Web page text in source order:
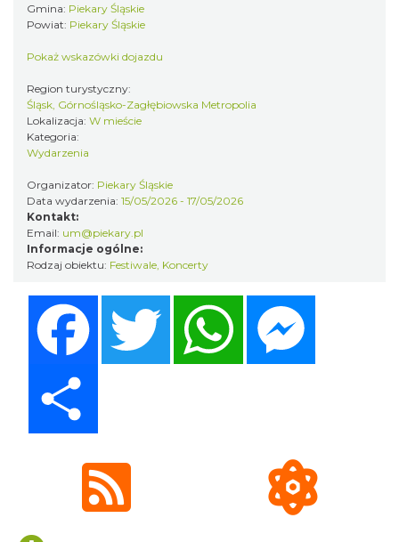
Kult – Pomarańczowa Trasa 2026
Katowice
13.90 km
Myslovitz - Sentymentalny powrót do lat
2000
Katowice
Gmina: Piekary Śląskie
Powiat: Piekary Śląskie
Pokaż wskazówki dojazdu
Region turystyczny:
Śląsk, Górnośląsko-Zagłębiowska Metropolia
Lokalizacja: W mieście
Kategoria:
Wydarzenia
Organizator: Piekary Śląskie
Data wydarzenia: 15/05/2026 - 17/05/2026
Kontakt:
Email: um@piekary.pl
Informacje ogólne:
Rodzaj obiektu: Festiwale Koncerty
Twitter